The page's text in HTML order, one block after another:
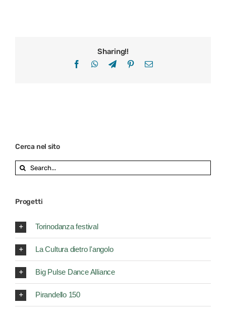
Sharing!!
FacebookWhatsApp
TelegramPinterestEmail
Cerca nel sito
Search
for:
Progetti
Torinodanza festival
La Cultura dietro l'angolo
Big Pulse Dance Alliance
Pirandello 150